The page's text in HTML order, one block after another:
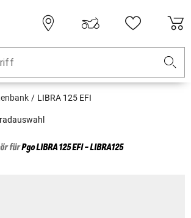
LIBRA 125 EFI
fürPgoLIBRA 125 EFI - LIBRA125